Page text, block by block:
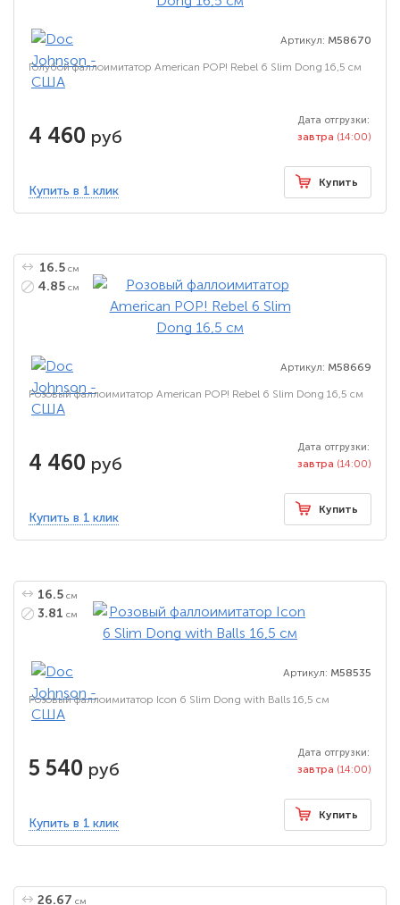
Артикул: M58670
Голубой фаллоимитатор American POP! Rebel 6 Slim Dong 16,5 см
4 460 руб
Дата отгрузки:
завтра (14:00)
Купить в 1 клик
Купить
16.5 см
4.85 см
Артикул: M58669
Розовый фаллоимитатор American POP! Rebel 6 Slim Dong 16,5 см
4 460 руб
Дата отгрузки:
завтра (14:00)
Купить в 1 клик
Купить
16.5 см
3.81 см
Артикул: M58535
Розовый фаллоимитатор Icon 6 Slim Dong with Balls 16,5 см
5 540 руб
Дата отгрузки:
завтра (14:00)
Купить в 1 клик
Купить
26.67 см